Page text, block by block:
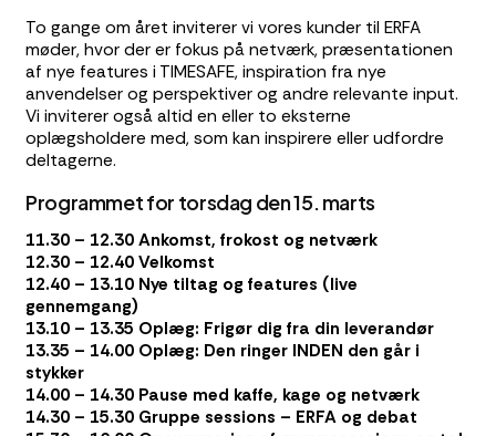
To gange om året inviterer vi vores kunder til ERFA
møder, hvor der er fokus på netværk, præsentationen
af nye features i TIMESAFE, inspiration fra nye
anvendelser og perspektiver og andre relevante input.
Vi inviterer også altid en eller to eksterne
oplægsholdere med, som kan inspirere eller udfordre
deltagerne.
Programmet for torsdag den 15. marts
11.30 – 12.30 Ankomst, frokost og netværk
12.30 – 12.40 Velkomst
12.40 – 13.10 Nye tiltag og features (live
gennemgang)
13.10 – 13.35 Oplæg: Frigør dig fra din leverandør
13.35 – 14.00 Oplæg: Den ringer INDEN den går i
stykker
14.00 – 14.30 Pause med kaffe, kage og netværk
14.30 – 15.30 Gruppe sessions – ERFA og debat